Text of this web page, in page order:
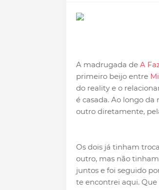
A madrugada de A
primeiro beijo entre
do reality e o
é casada. Ao longo
outro diretamente,
Os dois já tinham
outro, mas não
juntos e foi seguido
te encontrei aqui.